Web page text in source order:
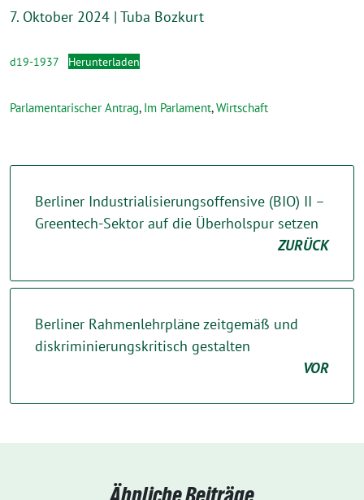
7. Oktober 2024 | Tuba Bozkurt
d19-1937 Herunterladen
Parlamentarischer Antrag, Im Parlament,Wirtschaft
Berliner Industrialisierungsoffensive (BIO) II –
Greentech-Sektor auf die Überholspur setzen
ZURÜCK
Berliner Rahmenlehrpläne zeitgemäß und
diskriminierungskritisch gestalten
VOR